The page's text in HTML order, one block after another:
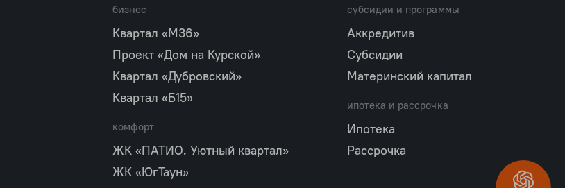
бизнес
Квартал «М36»
Проект «Дом на Курской»
Квартал «Дубровский»
Квартал «Б15»
комфорт
ЖК «ПАТИО. Уютный квартал»
ЖК «ЮгТаун»
субсидии и программы
Аккредитив
Субсидии
Материнский капитал
ипотека и рассрочка
Ипотека
Рассрочка